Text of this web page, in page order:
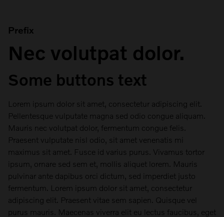
Prefix
Nec volutpat dolor.
Some buttons text
Lorem ipsum dolor sit amet, consectetur adipiscing elit.
Pellentesque vulputate magna sed odio congue aliquam.
Mauris nec volutpat dolor, fermentum congue felis.
Praesent vulputate nisl odio, sit amet venenatis mi
maximus sit amet. Fusce id varius purus. Vivamus tortor
ipsum, ornare sed sem et, mollis aliquet lorem. Mauris
pulvinar ante dapibus orci dictum, sed imperdiet justo
fermentum. Lorem ipsum dolor sit amet, consectetur
adipiscing elit. Praesent vitae sem sapien. Quisque vel
purus mauris. Maecenas viverra elit eu lectus faucibus, eget